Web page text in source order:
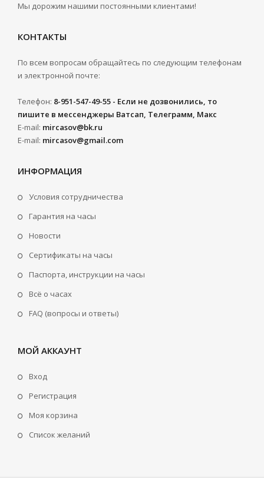
Мы дорожим нашими постоянными клиентами!
КОНТАКТЫ
По всем вопросам обращайтесь по следующим телефонам
и электронной почте:
Телефон: 8-951-547-49-55 - Если не дозвонились, то
пишите в мессенджеры Ватсап, Телеграмм, Макс
E-mail: mircasov@bk.ru
E-mail: mircasov@gmail.com
ИНФОРМАЦИЯ
Условия сотрудничества
Гарантия на часы
Новости
Сертификаты на часы
Паспорта, инструкции на часы
Всё о часах
FAQ (вопросы и ответы)
МОЙ АККАУНТ
Вход
Регистрация
Моя корзина
Cписок желаний